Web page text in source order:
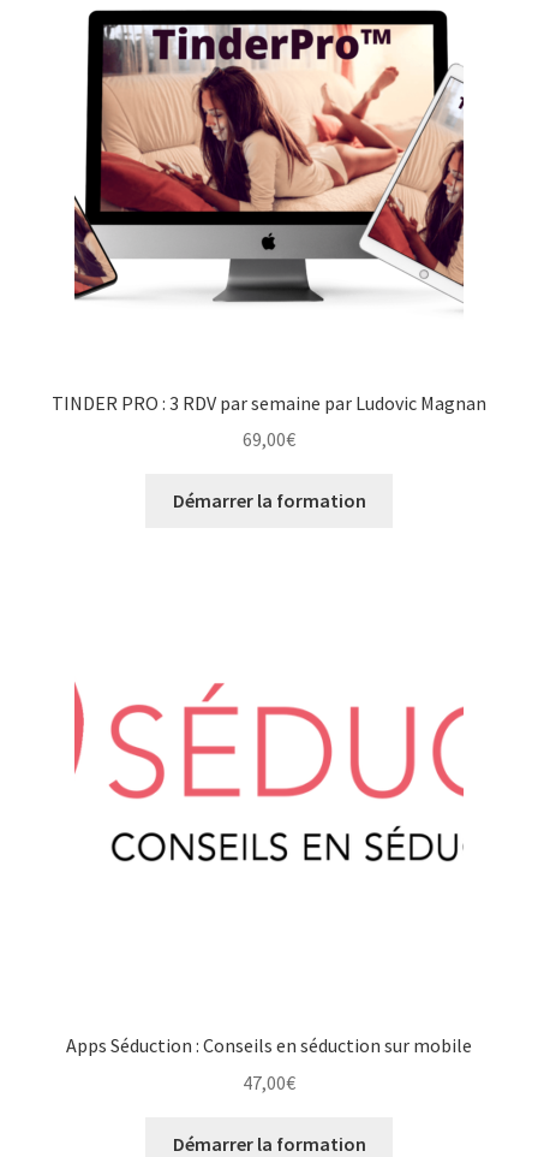
TINDER PRO : 3 RDV par semaine par Ludovic Magnan
69,00€
Démarrer la formation
Apps Séduction : Conseils en séduction sur mobile
47,00€
Démarrer la formation